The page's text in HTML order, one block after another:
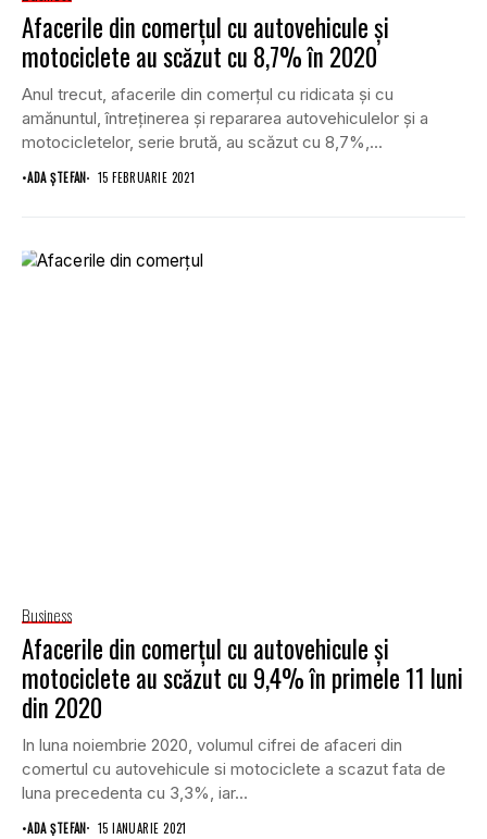
Afacerile din comerțul cu autovehicule și
motociclete au scăzut cu 8,7% în 2020
Anul trecut, afacerile din comerțul cu ridicata şi cu
amănuntul, întreţinerea şi repararea autovehiculelor şi a
motocicletelor, serie brută, au scăzut cu 8,7%,...
•ADA ȘTEFAN 15 FEBRUARIE 2021
Business
Afacerile din comerțul cu autovehicule și
motociclete au scăzut cu 9,4% în primele 11 luni
din 2020
In luna noiembrie 2020, volumul cifrei de afaceri din
comertul cu autovehicule si motociclete a scazut fata de
luna precedenta cu 3,3%, iar...
•ADA ȘTEFAN 15 IANUARIE 2021